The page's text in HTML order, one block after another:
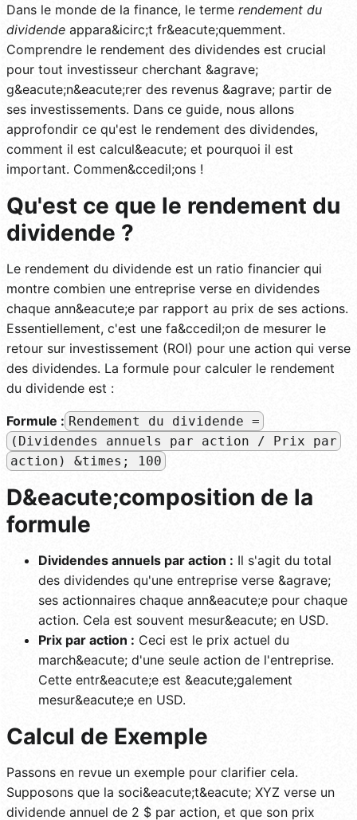
Dans le monde de la finance, le terme rendement du
dividende appara&icirc;t fr&eacute;quemment.
Comprendre le rendement des dividendes est crucial
pour tout investisseur cherchant &agrave;
g&eacute;n&eacute;rer des revenus &agrave; partir de
ses investissements. Dans ce guide, nous allons
approfondir ce qu'est le rendement des dividendes,
comment il est calcul&eacute; et pourquoi il est
important. Commen&ccedil;ons !
Qu'est ce que le rendement du
dividende ?
Le rendement du dividende est un ratio financier qui
montre combien une entreprise verse en dividendes
chaque ann&eacute;e par rapport au prix de ses actions.
Essentiellement, c'est une fa&ccedil;on de mesurer le
retour sur investissement (ROI) pour une action qui verse
des dividendes. La formule pour calculer le rendement
du dividende est :
Formule : Rendement du dividende =
(Dividendes annuels par action / Prix par
action) &times; 100
D&eacute;composition de la
formule
Dividendes annuels par action : Il s'agit du total
des dividendes qu'une entreprise verse &agrave;
ses actionnaires chaque ann&eacute;e pour chaque
action. Cela est souvent mesur&eacute; en USD.
Prix par action : Ceci est le prix actuel du
march&eacute; d'une seule action de l'entreprise.
Cette entr&eacute;e est &eacute;galement
mesur&eacute;e en USD.
Calcul de Exemple
Passons en revue un exemple pour clarifier cela.
Supposons que la soci&eacute;t&eacute; XYZ verse un
dividende annuel de 2 $ par action, et que son prix